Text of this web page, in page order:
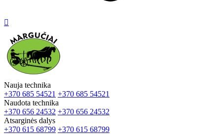

Nauja technika
+370 685 54521 +370 685 54521
Naudota technika
+370 656 24532 +370 656 24532
Atsarginės dalys
+370 615 68799 +370 615 68799